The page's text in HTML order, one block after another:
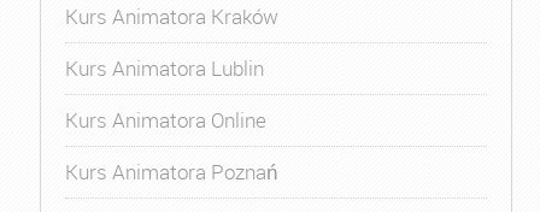
Kurs Animatora Kraków
Kurs Animatora Lublin
Kurs Animatora Online
Kurs Animatora Poznań